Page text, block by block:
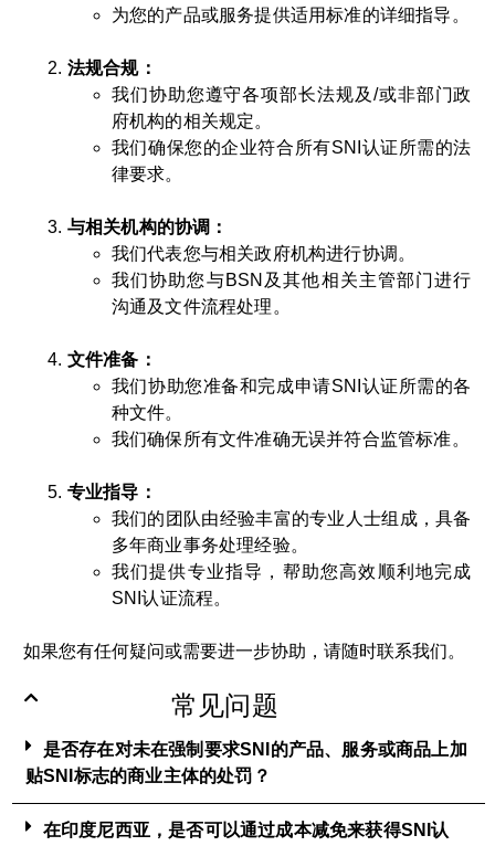
为您的产品或服务提供适用标准的详细指导。
法规合规：
我们协助您遵守各项部长法规及/或非部门政
府机构的相关规定。
我们确保您的企业符合所有SNI认证所需的法
律要求。
与相关机构的协调：
我们代表您与相关政府机构进行协调。
我们协助您与BSN及其他相关主管部门进行
沟通及文件流程处理。
文件准备：
我们协助您准备和完成申请SNI认证所需的各
种文件。
我们确保所有文件准确无误并符合监管标准。
专业指导：
我们的团队由经验丰富的专业人士组成，具备
多年商业事务处理经验。
我们提供专业指导，帮助您高效顺利地完成
SNI认证流程。
如果您有任何疑问或需要进一步协助，请随时联系我们。
常见问题
是否存在对未在强制要求SNI的产品、服务或商品上加
贴SNI标志的商业主体的处罚？
在印度尼西亚，是否可以通过成本减免来获得SNI认